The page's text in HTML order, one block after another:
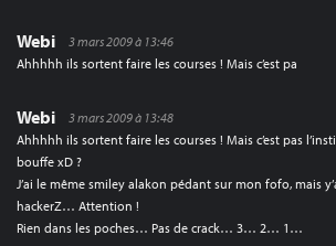
Webi
3 mars 2009 à 13:46
Ahhhhh ils sortent faire les courses ! Mais c’est pa
Webi
3 mars 2009 à 13:48
Ahhhhh ils sortent faire les courses ! Mais c’est pas
bouffe xD ?
J’ai le même smiley alakon pédant sur mon fofo, mais
hackerZ… Attention !
Rien dans les poches… Pas de crack… 3… 2… 1…